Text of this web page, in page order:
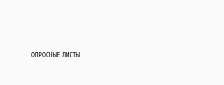
ОПРОСНЫЕ ЛИСТЫ